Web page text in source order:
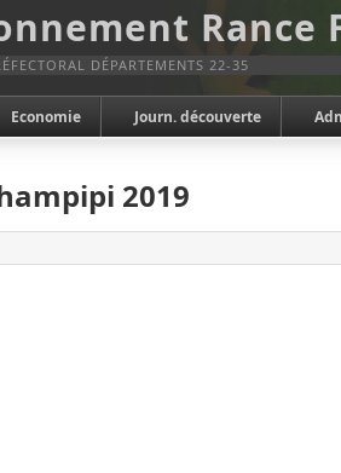
Rance
DÉPARTEMENTS 22-35
Economie Journ. découverte
2019